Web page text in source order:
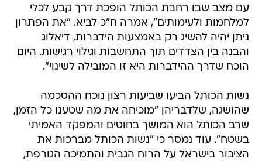
עם מצב שבו רחבת הכותל הופכת דרך קבע לכלי
למלחמות ולעימותים", אמרה ח"כ לביא. "את הפתרון
ניתן יהיה להשיג רק באמצעות הידברות, דיאלוג
והבנה בין הצדדים תוך התחשבות וגילוי רגישות. היום
הוכח שדרך ההידברות היא זו המובילה לשינוי".
נשות הכותל הביעו שביעות רצון נוכח ההסכמה
שהושגה, שלדבריהן "מוכיחה את מה שטענו כל הזמן,
שרב הכותל הוא המושך בחוטים והמפקד האמיתי
בשטח". עוד נמסר כי "נשות הכותל מברכות את
הציבור בישראל על הרוח הגבית והתמיכה הגורפת,